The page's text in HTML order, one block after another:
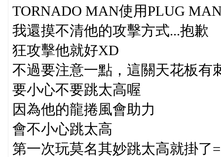
TORNADO MAN使用PLUG
我還摸不清他的攻擊方式...抱歉
狂攻擊他就好XD
不過要注意一點，這關天花板有
要小心不要跳太高喔
因為他的龍捲風會助力
會不小心跳太高
第一次玩莫名其妙跳太高就掛了